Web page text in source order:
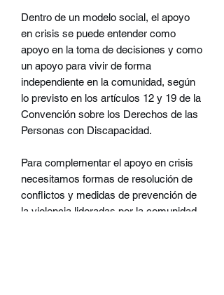
Dentro de un modelo social, el apoyo
en crisis se puede entender como
apoyo en la toma de decisiones y como
un apoyo para vivir de forma
independiente en la comunidad, según
lo previsto en los artículos 12 y 19 de la
Convención sobre los Derechos de las
Personas con Discapacidad.
Para complementar el apoyo en crisis
necesitamos formas de resolución de
conflictos y medidas de prevención de
la violencia lideradas por la comunidad,